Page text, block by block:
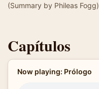
(Summary by Phileas Fogg)
Capítulos
Now playing: Prólogo